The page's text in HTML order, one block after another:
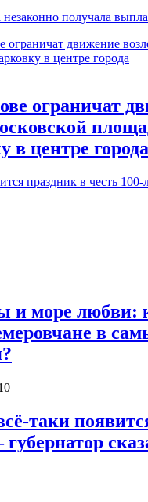
получала
ограничат
в центре города
праздник в честь
и море любви:
в
таки